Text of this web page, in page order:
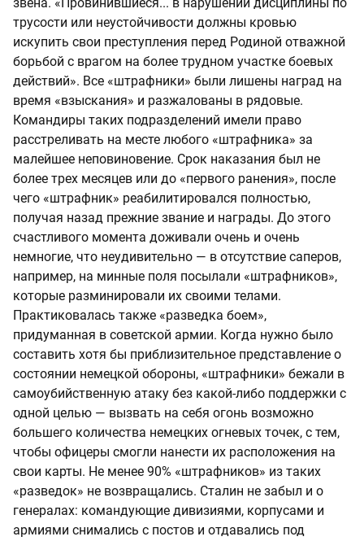
трусости или неустойчивости должны кровью
искупить свои преступления перед Родиной отважной
борьбой с врагом на более трудном участке боевых
действий». Все «штрафники» были лишены наград на
время «взыскания» и разжалованы в рядовые.
Командиры таких подразделений имели право
расстреливать на месте любого «штрафника» за
малейшее неповиновение. Срок наказания был не
более трех месяцев или до «первого ранения», после
чего «штрафник» реабилитировался полностью,
получая назад прежние звание и награды. До этого
счастливого момента доживали очень и очень
немногие, что неудивительно — в отсутствие саперов,
например, на минные поля посылали «штрафников»,
которые разминировали их своими телами.
Практиковалась также «разведка боем»,
придуманная в советской армии. Когда нужно было
составить хотя бы приблизительное представление о
состоянии немецкой обороны, «штрафники» бежали в
самоубийственную атаку без какой-либо поддержки с
одной целью — вызвать на себя огонь возможно
большего количества немецких огневых точек, с тем,
чтобы офицеры смогли нанести их расположения на
свои карты. Не менее 90% «штрафников» из таких
«разведок» не возвращались. Сталин не забыл и о
генералах: командующие дивизиями, корпусами и
армиями снимались с постов и отдавались под